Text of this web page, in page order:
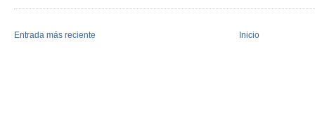
Entrada más reciente Inicio